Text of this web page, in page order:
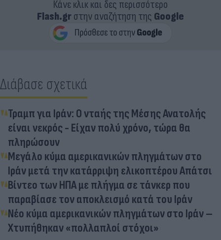
Κάνε κλικ και δες περισσότερο
Flash.grστην αναζήτηση της Google
Διάβασε σχετικά
Τραμπ για Ιράν: Ο νταής της Μέσης Ανατολής
είναι νεκρός - Είχαν πολύ χρόνο, τώρα θα
πληρώσουν
Μεγάλο κύμα αμερικανικών πληγμάτων στο
Ιράν μετά την κατάρριψη ελικοπτέρου Απάτσι
Βίντεο των ΗΠΑ με πλήγμα σε τάνκερ που
παραβίασε τον αποκλεισμό κατά του Ιράν
Νέο κύμα αμερικανικών πληγμάτων στο Ιράν –
Χτυπήθηκαν «πολλαπλοί στόχοι»